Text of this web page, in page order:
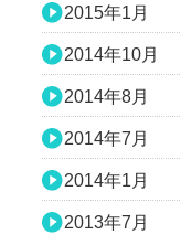
2015年1月
2014年10月
2014年8月
2014年7月
2014年1月
2013年7月